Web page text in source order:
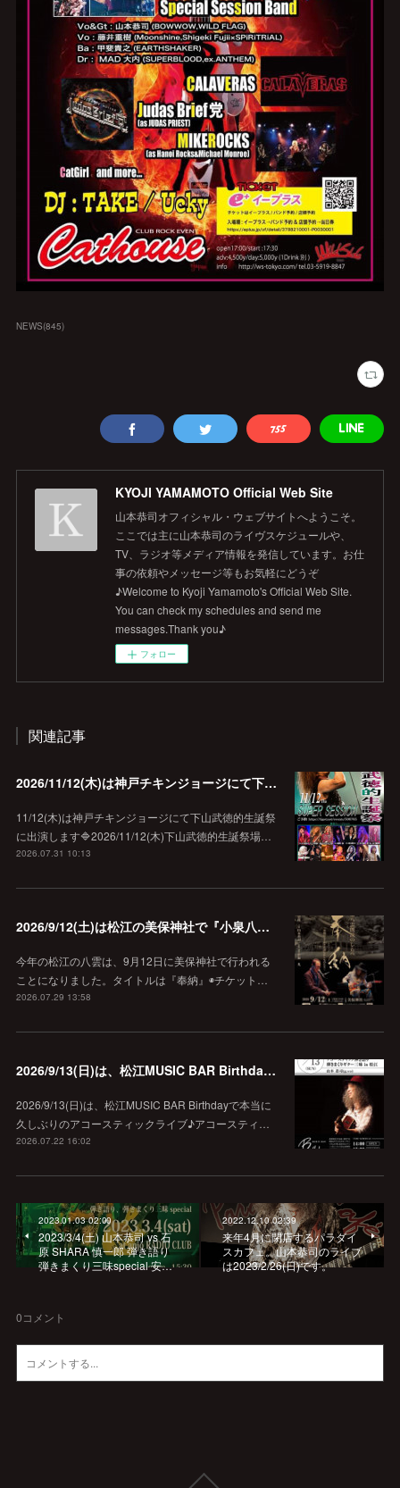
NEWS(845)
KYOJI YAMAMOTO Official Web Site
山本恭司オフィシャル・ウェブサイトへようこそ。
ここでは主に山本恭司のライヴスケジュールや、
TV、ラジオ等メディア情報を発信しています。お仕
事の依頼やメッセージ等もお気軽にどうぞ
♪Welcome to Kyoji Yamamoto's Official Web Site.
You can check my schedules and send me
messages.Thank you♪
フォロー
関連記事
2026/11/12(木)は神戸チキンジョージにて下山武徳的生誕祭に出演します♪
11/12(木)は神戸チキンジョージにて下山武徳的生誕祭
に出演します🔷2026/11/12(木)下山武徳的生誕祭場…
2026.07.31 10:13
2026/9/12(土)は松江の美保神社で『小泉八雲朗読のしらべ』
今年の松江の八雲は、9月12日に美保神社で行われる
ことになりました。タイトルは『奉納』◉チケット…
2026.07.29 13:58
2026/9/13(日)は、松江MUSIC BAR Birthdayでアコースティック弾き語り弾きまくりギター三昧♪
2026/9/13(日)は、松江MUSIC BAR Birthdayで本当に
久しぶりのアコースティックライブ♪アコースティ…
2026.07.22 16:02
2023.01.03 02:00
2023/3/4(土) 山本恭司 vs 石
原 SHARA 慎一郎 弾き語り
弾きまくり三味special 安…
2022.12.10 02:39
来年4月に閉店するパラダイ
スカフェ。山本恭司のライブ
は2023/2/26(日)です。
0コメント